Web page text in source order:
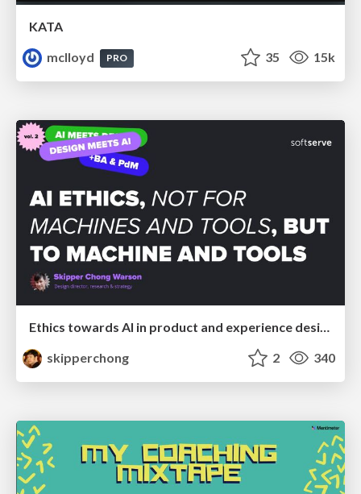
KATA
mclloyd
PRO 35 15k
Ethics towards AI in product and experience design
skipperchong
2 340